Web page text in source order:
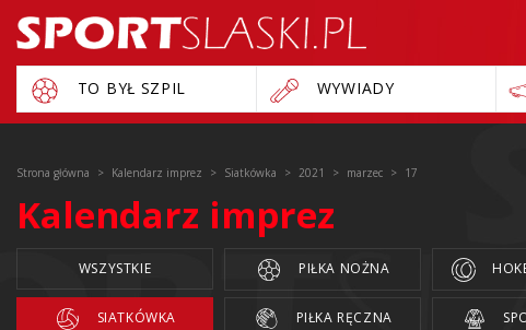
TO BYŁ SZPIL WYWIADY
Strona główna Kalendarz imprez Siatkówka 2021 marzec 17
Kalendarz imprez
WSZYSTKIE PIŁKA NOŻNA
SIATKÓWKA PIŁKA RĘCZNA